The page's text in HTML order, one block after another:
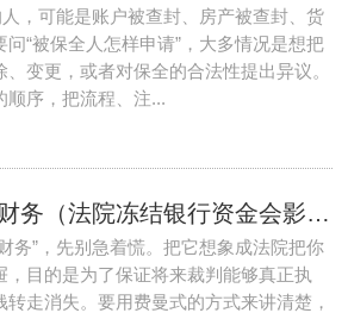
人，可能是账户被查封、房产被查封、货
“被保全人怎样申请”，大多情况是想把
变更，或者对保全的合法性提出异议。
顺序，把流程、注...
法院冻结银行卡财务（法院冻结银行资金会影响什么）
务”，先别急着慌。把它想象成法院把你
，目的是为了保证将来裁判能够真正执
走消失。要用费曼式的方式来讲清楚，